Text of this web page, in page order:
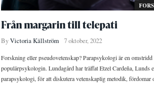
Från margarin till telepati
ByVictoria Källström 7 oktober, 2022
Forskning eller pseudovetenskap? Parapsykologi är en
populärpsykologin. Lundagård har träffat Etzel Cardeña, Lunds
parapsykologi, för att diskutera vetenskaplig metodik, fördomar